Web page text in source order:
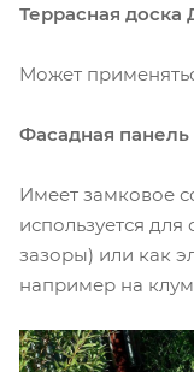
Террасная доска
Может
Фасадная
Имеет замковое
используется для
зазоры) или как
например на